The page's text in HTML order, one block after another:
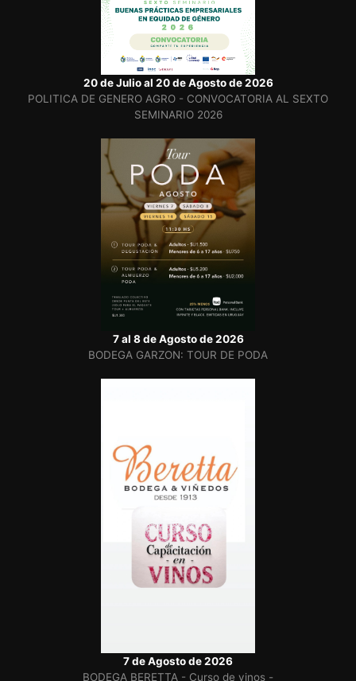
20 de Julio al 20 de Agosto de 2026
POLITICA DE GENERO AGRO - CONVOCATORIA AL SEXTO
SEMINARIO 2026
7 al 8 de Agosto de 2026
BODEGA GARZON: TOUR DE PODA
7 de Agosto de 2026
BODEGA BERETTA - Curso de vinos -